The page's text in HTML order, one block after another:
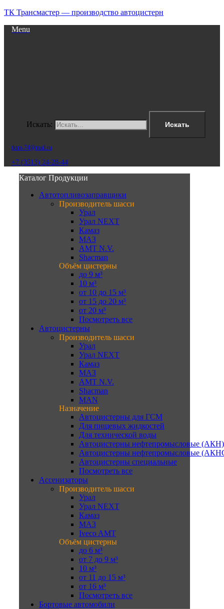
ТК Трансмастер — производство автоцистерн
Menu
Искать: Искать
tktm-74@mail.ru
+7 (3513) 24-28-44
Каталог Продукции
Автотопливозаправщики
Производитель шасси
Урал
Урал NEXT
Камаз
МАЗ
AMT N.V.
Shacman
Объём цистерны
до 9 м³
10 м³
от 10 до 15 м³
от 15 до 20 м³
от 20 м³
Посмотреть все
Автоцистерны
Производитель шасси
Урал
Урал NEXT
Камаз
МАЗ
AMT N.V.
Shacman
MAN
Назначение
Автоцистерны для ГСМ
Для пищевых жидкостей
Для технической воды
Автоцистерны нефтепромысловые (АКН)
Автоцистерны нефтепромысловые
Автоцистерны специальные
Посмотреть все
Ассенизаторы
Производитель шасси
Урал
Урал NEXT
Камаз
МАЗ
Iveco AMT
Объём цистерны
до 6 м³
от 7 до 9 м³
10 м³
от 11 до 15 м³
от 16 м³
Посмотреть все
Бортовые автомобили